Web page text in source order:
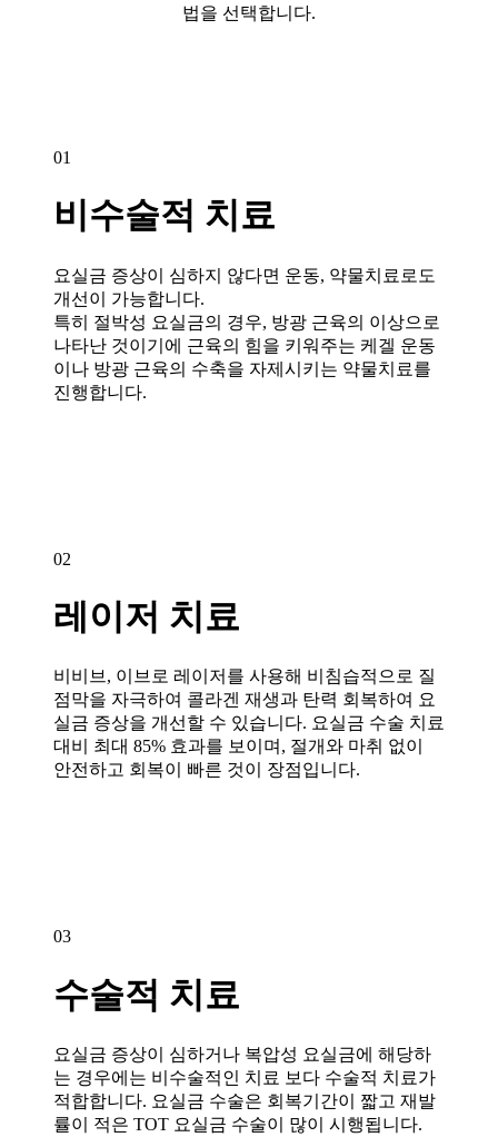
법을 선택합니다.
01
비수술적 치료
요실금 증상이 심하지 않다면 운동, 약물치료로도
개선이 가능합니다.
특히 절박성 요실금의 경우, 방광 근육의 이상으로
나타난 것이기에 근육의 힘을 키워주는 케겔 운동
이나 방광 근육의 수축을 자제시키는 약물치료를
진행합니다.
02
레이저 치료
비비브, 이브로 레이저를 사용해 비침습적으로 질
점막을 자극하여 콜라겐 재생과 탄력 회복하여 요
실금 증상을 개선할 수 있습니다. 요실금 수술 치료
대비 최대 85% 효과를 보이며, 절개와 마취 없이
안전하고 회복이 빠른 것이 장점입니다.
03
수술적 치료
요실금 증상이 심하거나 복압성 요실금에 해당하
는 경우에는 비수술적인 치료 보다 수술적 치료가
적합합니다. 요실금 수술은 회복기간이 짧고 재발
률이 적은 TOT 요실금 수술이 많이 시행됩니다.